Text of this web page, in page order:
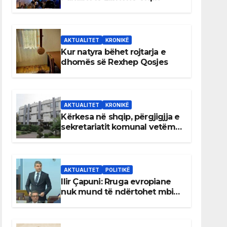
AKTUALITET KRONIKË
Kur natyra bëhet rojtarja e
dhomës së Rexhep Qosjes
AKTUALITET KRONIKË
Kërkesa në shqip, përgjigjja e
sekretariatit komunal vetëm
AKTUALITET POLITIKË
Ilir Çapuni: Rruga evropiane
nuk mund të ndërtohet mbi